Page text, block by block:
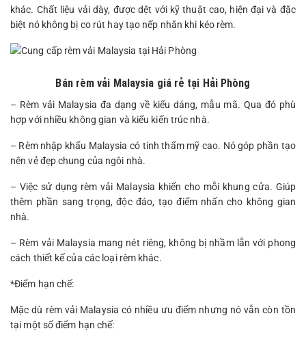
khác. Chất liệu vải dày, được dệt với kỹ thuật cao, hiện đại và đặc
biệt nó không bị co rút hay tạo nếp nhăn khi kéo rèm.
Bán rèm vải Malaysia giá rẻ tại Hải Phòng
– Rèm vải Malaysia đa dạng về kiểu dáng, mẫu mã. Qua đó phù
hợp với nhiều không gian và kiểu kiến trúc nhà.
– Rèm nhập khẩu Malaysia có tính thẩm mỹ cao. Nó góp phần tạo
nên vẻ đẹp chung của ngôi nhà.
– Việc sử dụng rèm vải Malaysia khiến cho mỗi khung cửa. Giúp
thêm phần sang trọng, độc đáo, tạo điểm nhấn cho không gian
nhà.
– Rèm vải Malaysia mang nét riêng, không bị nhầm lẫn với phong
cách thiết kế của các loại rèm khác.
*Điểm hạn chế:
Mặc dù rèm vải Malaysia có nhiều ưu điểm nhưng nó vẫn còn tồn
tại một số điểm hạn chế: